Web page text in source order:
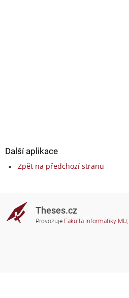
Další aplikace
Zpět na předchozí stranu
Theses.cz
Provozuje Fakulta informatiky MU,